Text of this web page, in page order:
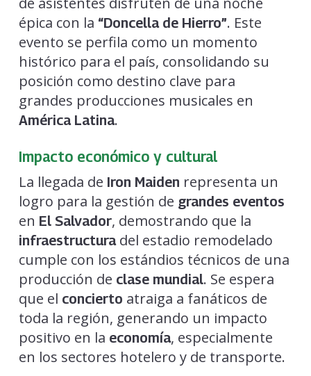
épica con la “Doncella de Hierro”. Este
evento se perfila como un momento
histórico para el país, consolidando su
posición como destino clave para
grandes producciones musicales en
América Latina.
Impacto económico y cultural
La llegada de Iron Maiden representa un
logro para la gestión de grandes eventos
en El Salvador, demostrando que la
infraestructuradel estadio remodelado
cumple con los estándios técnicos de una
producción de clase mundial. Se espera
que el concierto atraiga a fanáticos de
toda la región, generando un impacto
positivo en la economía, especialmente
en los sectores hotelero y de transporte.